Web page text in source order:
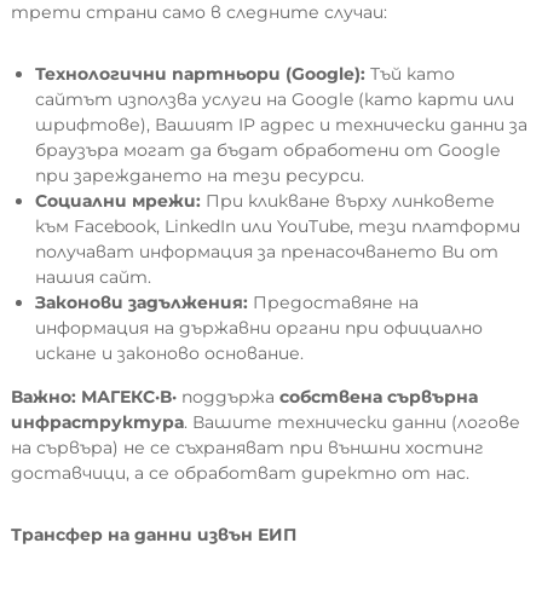
трети страни само в следните случаи:
Технологични партньори (Google): Тъй като
сайтът използва услуги на Google (като карти или
шрифтове), Вашият IP адрес и технически данни за
браузъра могат да бъдат обработени от Google
при зареждането на тези ресурси.
Социални мрежи: При кликване върху линковете
към Facebook, LinkedIn или YouTube, тези платформи
получават информация за пренасочването Ви от
нашия сайт.
Законови задължения: Предоставяне на
информация на държавни органи при официално
искане и законово основание.
Важно: МАГЕКС·В·поддържа собствена сървърна
инфраструктура. Вашите технически данни (логове
на сървъра) не се съхраняват при външни хостинг
доставчици, а се обработват директно от нас.
Трансфер на данни извън ЕИП